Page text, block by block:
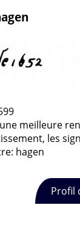
meilleure
les
hagen
Profil